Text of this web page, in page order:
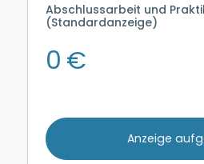
Abschlussarbeit und
(Standardanzeige)
0 €
Anzeige